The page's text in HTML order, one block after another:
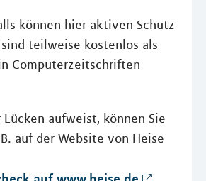
können hier aktiven Schutz
teilweise kostenlos als
Computerzeitschriften
Lücken aufweist, können Sie
auf der Website von Heise